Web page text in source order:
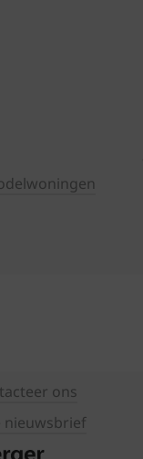
ons
nieuwsbrief